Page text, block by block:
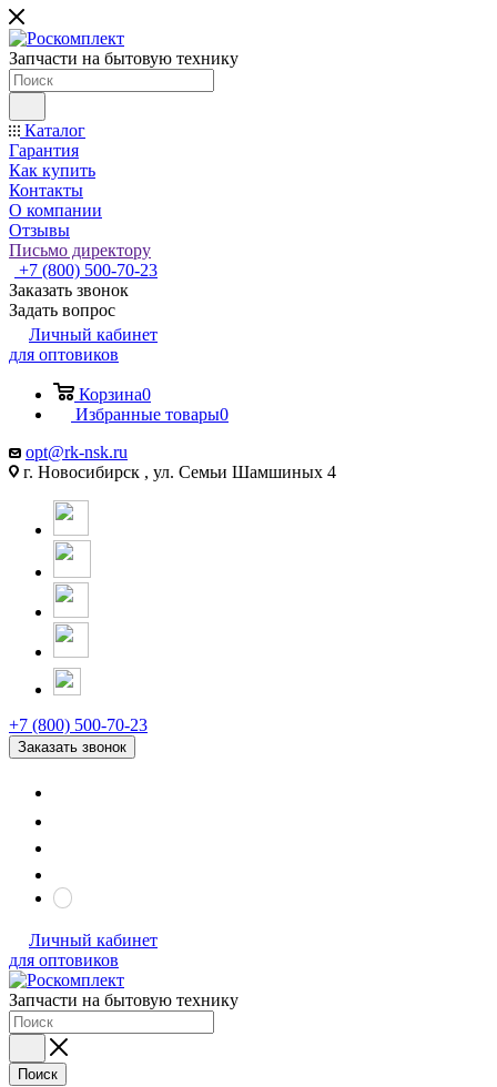
Запчасти на бытовую технику
Каталог
Гарантия
Как купить
Контакты
О компании
Отзывы
Письмо директору
+7 (800) 500-70-23
Заказать звонок
Задать вопрос
Личный кабинет
для оптовиков
Корзина0
Избранные товары0
opt@rk-nsk.ru
г. Новосибирск , ул. Семьи Шамшиных 4
+7 (800) 500-70-23
Заказать звонок
Личный кабинет
для оптовиков
Запчасти на бытовую технику
Поиск